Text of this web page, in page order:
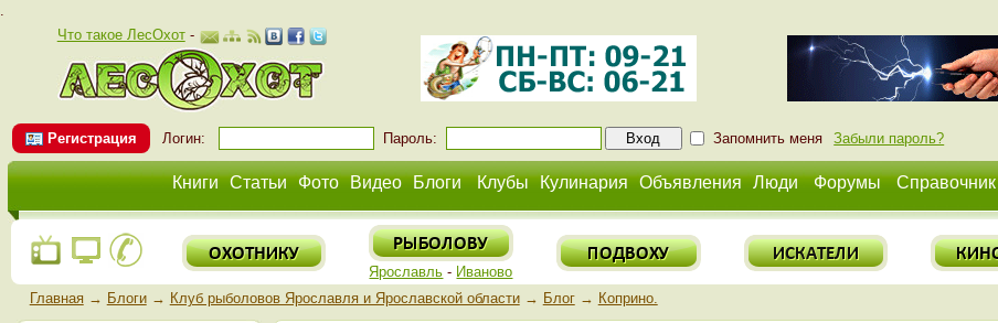
.
Что такое ЛесОхот-
Регистрация Логин: Пароль: Запомнить меня Забыли пароль?
Книги Статьи Фото Видео Блоги Клубы Кулинария Объявления Люди Форумы Справочник
Ярославль - Иваново
Главная→ Блоги→ Клуб рыболовов Ярославля и Ярославской области→ Блог→ Коприно.